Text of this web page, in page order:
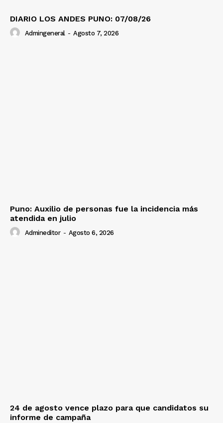
DIARIO LOS ANDES PUNO: 07/08/26
Admingeneral - Agosto 7, 2026
Puno: Auxilio de personas fue la incidencia más
atendida en julio
Admineditor - Agosto 6, 2026
24 de agosto vence plazo para que candidatos su
informe de campaña